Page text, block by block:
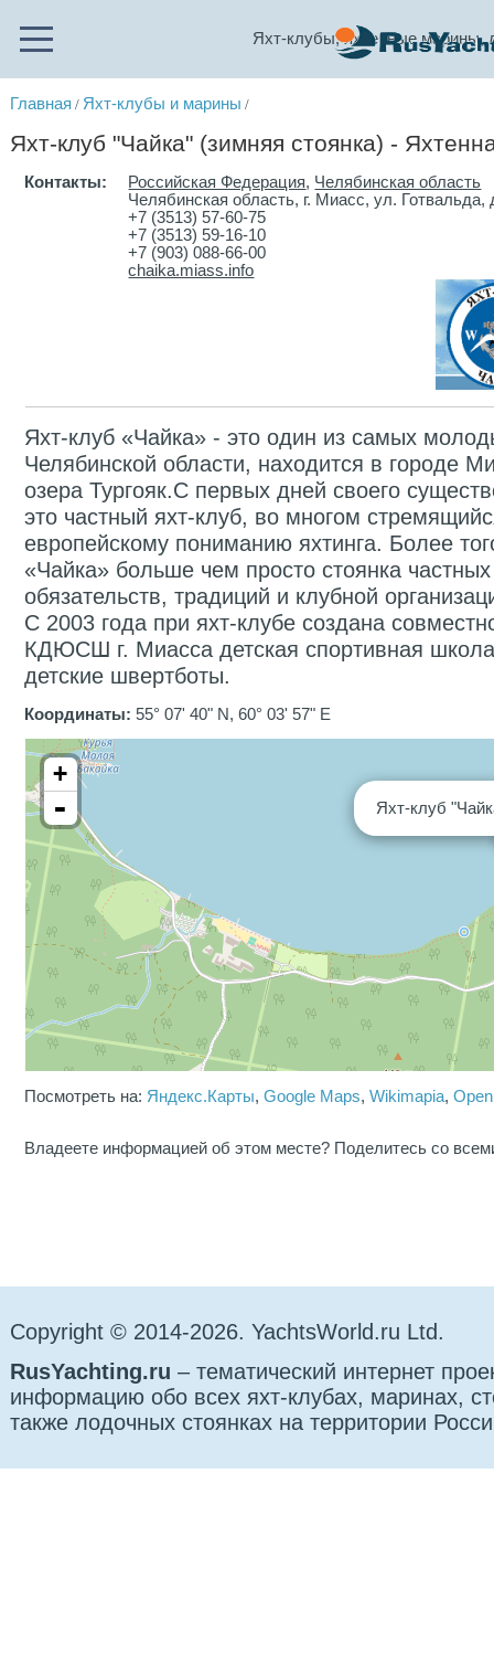
Яхт-клубы, яхтенные марины,
Главная / Яхт-клубы и марины /
Яхт-клуб "Чайка" (зимняя стоянка) -
Контакты: Российская Федерация, Челябинская область
Челябинская область, г. Миасс, ул. Готвальда,
+7 (3513) 57-60-75
+7 (3513) 59-16-10
+7 (903) 088-66-00
chaika.miass.info
Яхт-клуб «Чайка» - это один из самых
Челябинской области, находится в городе
озера Тургояк.С первых дней своего
это частный яхт-клуб, во многом
европейскому пониманию яхтинга. Более
«Чайка» больше чем просто стоянка
обязательств, традиций и клубной
С 2003 года при яхт-клубе создана
КДЮСШ г. Миасса детская спортивная
детские швертботы.
Координаты: 55° 07' 40" N, 60° 03' 57" E
Яхт-клуб
+
-
Посмотреть на: Яндекс.Карты,Google Maps,Wikimapia,
Владеете информацией об этом месте? Поделитесь со
Copyright © 2014-2026. YachtsWorld.ru Ltd.
RusYachting.ru – тематический интернет
информацию обо всех яхт-клубах, маринах,
также лодочных стоянках на территории